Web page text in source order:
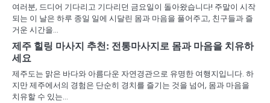
여러분, 드디어 기다리고 기다리던 금요일이 돌아왔습니다! 주말이 시작
되는 이 날은 하루 종일 일에 시달린 몸과 마음을 풀어주고, 친구들과 즐
거운 시간을…
제주 힐링 마사지 추천: 전통마사지로 몸과 마음을 치유하
세요
제주도는 맑은 바다와 아름다운 자연경관으로 유명한 여행지입니다. 하
지만 제주에서의 경험은 단순히 경치를 즐기는 것을 넘어, 몸과 마음을
치유할 수 있는…